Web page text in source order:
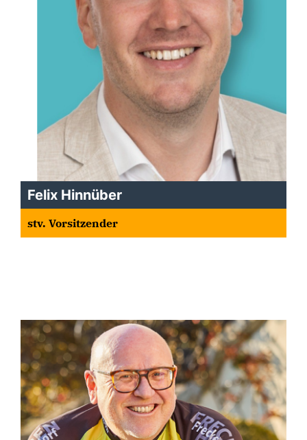
Felix Hinnüber
stv. Vorsitzender